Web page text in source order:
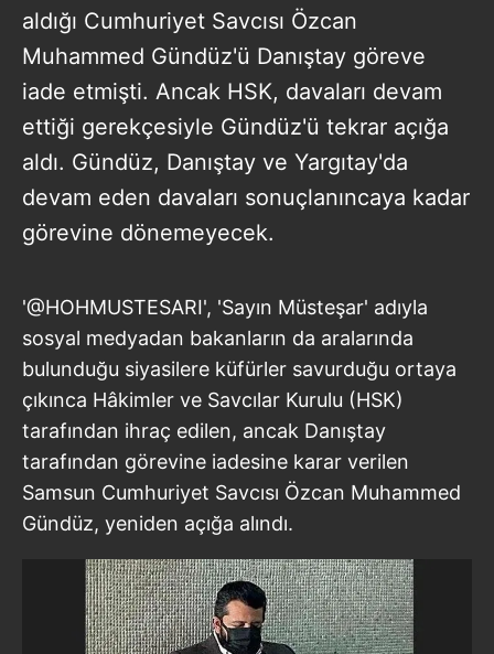
aldığı Cumhuriyet Savcısı Özcan
Muhammed Gündüz'ü Danıştay göreve
iade etmişti. Ancak HSK, davaları devam
ettiği gerekçesiyle Gündüz'ü tekrar açığa
aldı. Gündüz, Danıştay ve Yargıtay'da
devam eden davaları sonuçlanıncaya kadar
görevine dönemeyecek.
'@HOHMUSTESARI', 'Sayın Müsteşar' adıyla
sosyal medyadan bakanların da aralarında
bulunduğu siyasilere küfürler savurduğu ortaya
çıkınca Hâkimler ve Savcılar Kurulu (HSK)
tarafından ihraç edilen, ancak Danıştay
tarafından görevine iadesine karar verilen
Samsun Cumhuriyet Savcısı Özcan Muhammed
Gündüz, yeniden açığa alındı.